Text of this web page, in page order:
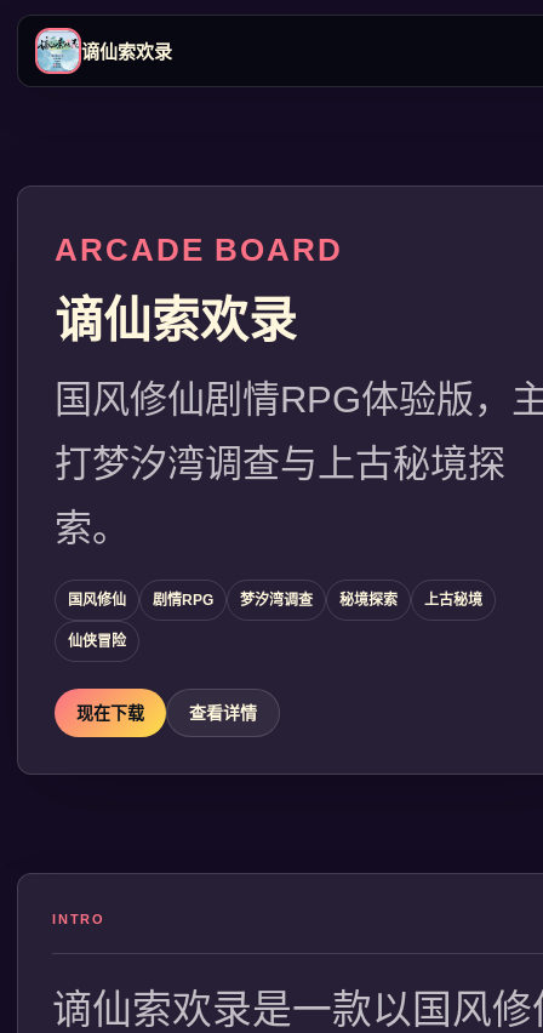
谪仙索欢录
ARCADE BOARD
谪仙索欢录
国风修仙剧情RPG体验版，
打梦汐湾调查与上古秘境探
索。
国风修仙 剧情RPG 梦汐湾调查 秘境探索 上古秘境
仙侠冒险
现在下载 查看详情
INTRO
谪仙索欢录是一款以国风